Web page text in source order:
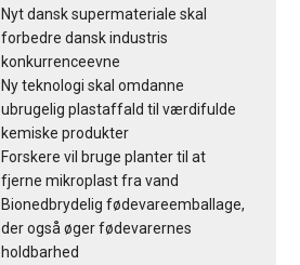
Nyt dansk supermateriale skal
forbedre dansk industris
konkurrenceevne
Ny teknologi skal omdanne
ubrugelig plastaffald til værdifulde
kemiske produkter
Forskere vil bruge planter til at
fjerne mikroplast fra vand
Bionedbrydelig fødevareemballage,
der også øger fødevarernes
holdbarhed